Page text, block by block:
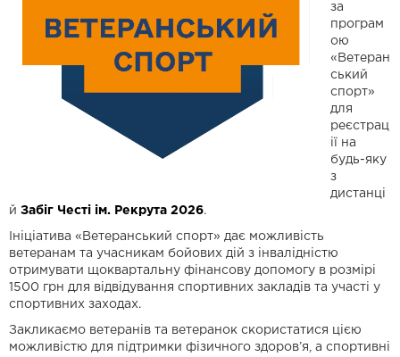
за
програм
ою
«Ветеран
ський
спорт»
для
реєстрац
ії на
будь-яку
з
дистанці
й Забіг Честі ім. Рекрута 2026.
Ініціатива «Ветеранський спорт» дає можливість
ветеранам та учасникам бойових дій з інвалідністю
отримувати щоквартальну фінансову допомогу в розмірі
1500 грн для відвідування спортивних закладів та участі у
спортивних заходах.
Закликаємо ветеранів та ветеранок скористатися цією
можливістю для підтримки фізичного здоров’я, а спортивні